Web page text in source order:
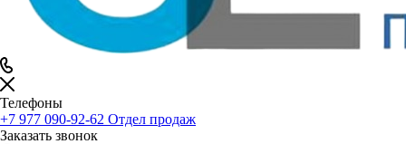
Телефоны
+7 977 090-92-62 Отдел продаж
Заказать звонок